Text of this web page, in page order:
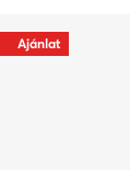
Ajánlat